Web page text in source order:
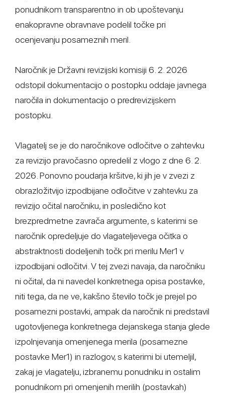
ponudnikom transparentno in ob upoštevanju
enakopravne obravnave podelil točke pri
ocenjevanju posameznih meril.
Naročnik je Državni revizijski komisiji 6. 2. 2026
odstopil dokumentacijo o postopku oddaje javnega
naročila in dokumentacijo o predrevizijskem
postopku.
Vlagatelj se je do naročnikove odločitve o zahtevku
za revizijo pravočasno opredelil z vlogo z dne 6. 2.
2026. Ponovno poudarja kršitve, ki jih je v zvezi z
obrazložitvijo izpodbijane odločitve v zahtevku za
revizijo očital naročniku, in posledično kot
brezpredmetne zavrača argumente, s katerimi se
naročnik opredeljuje do vlagateljevega očitka o
abstraktnosti dodeljenih točk pri merilu Mer1 v
izpodbijani odločitvi. V tej zvezi navaja, da naročniku
ni očital, da ni navedel konkretnega opisa postavke,
niti tega, da ne ve, kakšno število točk je prejel po
posamezni postavki, ampak da naročnik ni predstavil
ugotovljenega konkretnega dejanskega stanja glede
izpolnjevanja omenjenega merila (posamezne
postavke Mer1) in razlogov, s katerimi bi utemeljil,
zakaj je vlagatelju, izbranemu ponudniku in ostalim
ponudnikom pri omenjenih merilih (postavkah)